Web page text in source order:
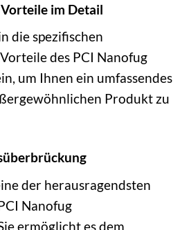
im Detail
die spezifischen
des PCI Nanofug
um Ihnen ein umfassendes
Produkt zu
der herausragendsten
Nanofug
ermöglicht es dem